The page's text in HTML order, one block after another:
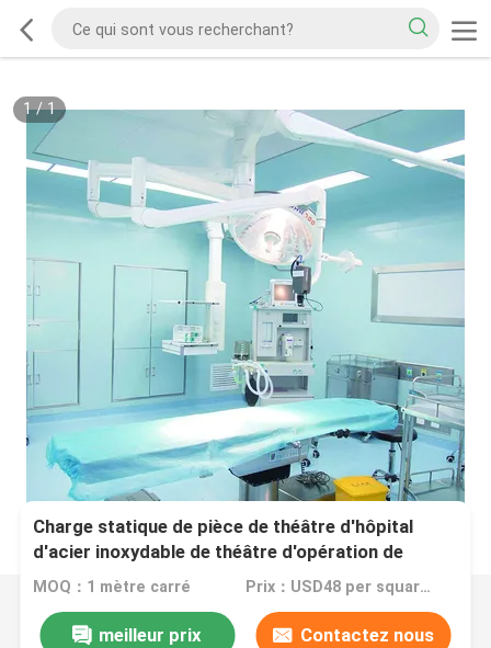
1/1
Charge statique de pièce de théâtre d'hôpital
d'acier inoxydable de théâtre d'opération de
chirurgie de gynécologie anti
MOQ：1 mètre carré Prix：USD48 per square meter
meilleur prix Contactez nous